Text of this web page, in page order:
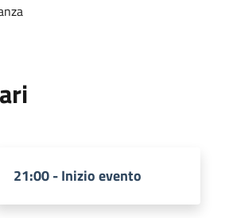
21:00 - Inizio evento